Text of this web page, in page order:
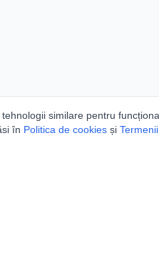
similare pentru
în Politica de cookies și